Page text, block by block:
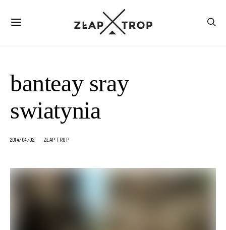
banteay sray
swiatynia
2014/04/02 ZŁAP TROP